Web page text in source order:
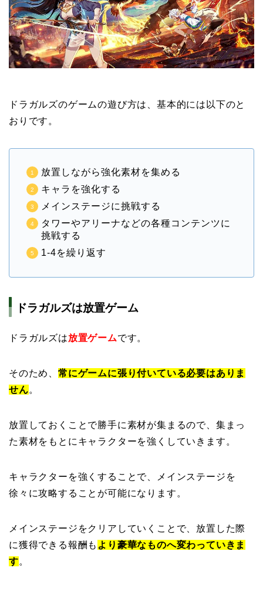
ドラガルズのゲームの遊び方は、基本的には以下のと
おりです。
放置しながら強化素材を集める
キャラを強化する
メインステージに挑戦する
タワーやアリーナなどの各種コンテンツに
挑戦する
1-4を繰り返す
ドラガルズは放置ゲーム
ドラガルズは放置ゲームです。
そのため、 常にゲームに張り付いている必要はありま
せん。
放置しておくことで勝手に素材が集まるので、集まっ
た素材をもとにキャラクターを強くしていきます。
キャラクターを強くすることで、メインステージを
徐々に攻略することが可能になります。
メインステージをクリアしていくことで、放置した際
に獲得できる報酬も より豪華なものへ変わっていきま
す。